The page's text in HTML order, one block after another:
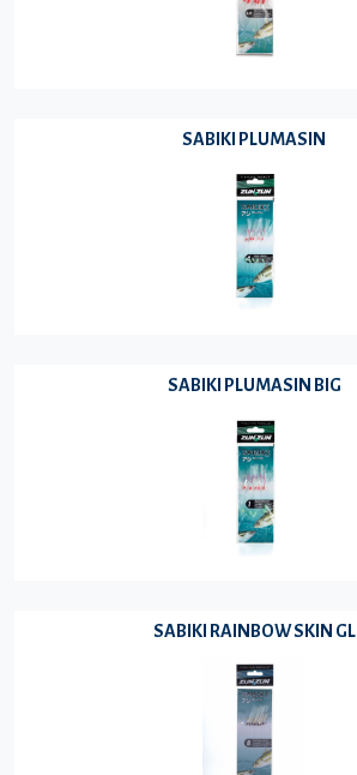
SABIKI PLUMASIN
SABIKI PLUMASIN BIG
SABIKI RAINBOW SKIN GL